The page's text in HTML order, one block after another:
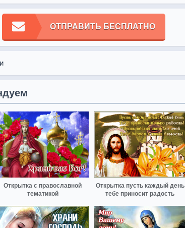
ОТПРАВИТЬ БЕСПЛАТНО
Открытка с православной
тематикой
Открытка пусть каждый день
тебе приносит радость